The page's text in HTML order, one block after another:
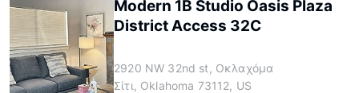
Modern 1B Studio Oasis Plaza
District Access 32C
2920 NW 32nd st, Οκλαχόμα
Σίτι, Oklahoma 73112, US